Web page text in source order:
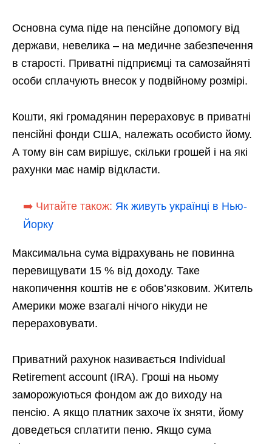
Основна сума піде на пенсійне допомогу від
держави, невелика – на медичне забезпечення
в старості. Приватні підприємці та самозайняті
особи сплачують внесок у подвійному розмірі.
Кошти, які громадянин перераховує в приватні
пенсійні фонди США, належать особисто йому.
А тому він сам вирішує, скільки грошей і на які
рахунки має намір відкласти.
➡️ Читайте також: Як живуть українці в Нью-
Йорку
Максимальна сума відрахувань не повинна
перевищувати 15 % від доходу. Таке
накопичення коштів не є обов’язковим. Житель
Америки може взагалі нічого нікуди не
перераховувати.
Приватний рахунок називається Individual
Retirement account (IRA). Гроші на ньому
заморожуються фондом аж до виходу на
пенсію. А якщо платник захоче їх зняти, йому
доведеться сплатити пеню. Якщо сума